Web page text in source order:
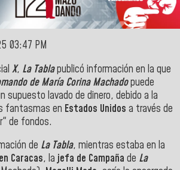
03:47 PM
X, La Tablapublicó información en la que
de María Corina Machadopuede
supuesto lavado de dinero, debido a la
fantasmas en Estados Unidos a través de
de fondos.
de La Tabla, mientras estaba en la
Caracas, lajefa de Campaña de La